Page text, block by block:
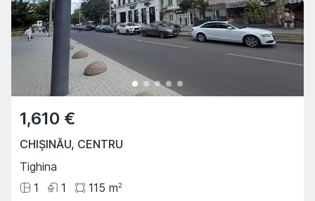
1,610 €
CHIȘINĂU, CENTRU
Tighina
1
1 115 m2